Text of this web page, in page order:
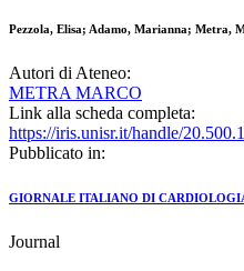
Pezzola, Elisa; Adamo, Marianna; Metra,
Autori di Ateneo:
METRA MARCO
Link alla scheda completa:
https://iris.unisr.it/handle/
Pubblicato in:
GIORNALE ITALIANO DI
Journal